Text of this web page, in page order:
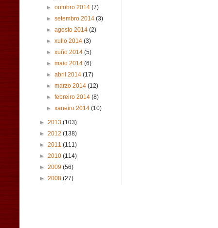
►outubro 2014(7)
►setembro 2014(3)
►agosto 2014(2)
►xullo 2014(3)
►xuño 2014(5)
►maio 2014(6)
►abril 2014(17)
►marzo 2014(12)
►febreiro 2014(8)
►xaneiro 2014(10)
► 2013 (103)
► 2012 (138)
► 2011 (111)
► 2010 (114)
► 2009 (56)
► 2008 (27)